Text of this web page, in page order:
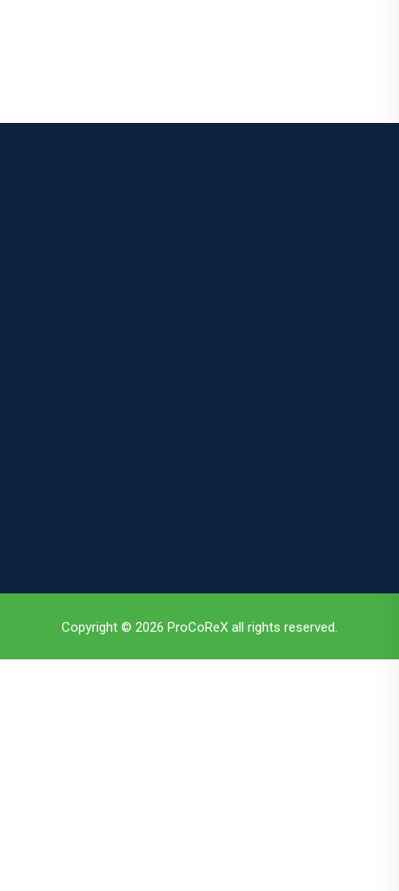
Copyright © 2026 ProCoReX all rights reserved.